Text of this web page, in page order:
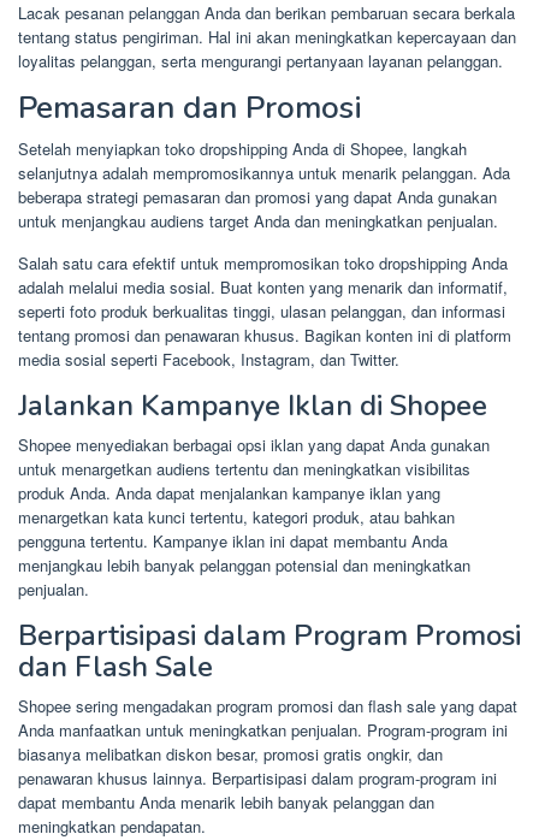
Lacak pesanan pelanggan Anda dan berikan pembaruan secara berkala
tentang status pengiriman. Hal ini akan meningkatkan kepercayaan dan
loyalitas pelanggan, serta mengurangi pertanyaan layanan pelanggan.
Pemasaran dan Promosi
Setelah menyiapkan toko dropshipping Anda di Shopee, langkah
selanjutnya adalah mempromosikannya untuk menarik pelanggan. Ada
beberapa strategi pemasaran dan promosi yang dapat Anda gunakan
untuk menjangkau audiens target Anda dan meningkatkan penjualan.
Salah satu cara efektif untuk mempromosikan toko dropshipping Anda
adalah melalui media sosial. Buat konten yang menarik dan informatif,
seperti foto produk berkualitas tinggi, ulasan pelanggan, dan informasi
tentang promosi dan penawaran khusus. Bagikan konten ini di platform
media sosial seperti Facebook, Instagram, dan Twitter.
Jalankan Kampanye Iklan di Shopee
Shopee menyediakan berbagai opsi iklan yang dapat Anda gunakan
untuk menargetkan audiens tertentu dan meningkatkan visibilitas
produk Anda. Anda dapat menjalankan kampanye iklan yang
menargetkan kata kunci tertentu, kategori produk, atau bahkan
pengguna tertentu. Kampanye iklan ini dapat membantu Anda
menjangkau lebih banyak pelanggan potensial dan meningkatkan
penjualan.
Berpartisipasi dalam Program Promosi
dan Flash Sale
Shopee sering mengadakan program promosi dan flash sale yang dapat
Anda manfaatkan untuk meningkatkan penjualan. Program-program ini
biasanya melibatkan diskon besar, promosi gratis ongkir, dan
penawaran khusus lainnya. Berpartisipasi dalam program-program ini
dapat membantu Anda menarik lebih banyak pelanggan dan
meningkatkan pendapatan.